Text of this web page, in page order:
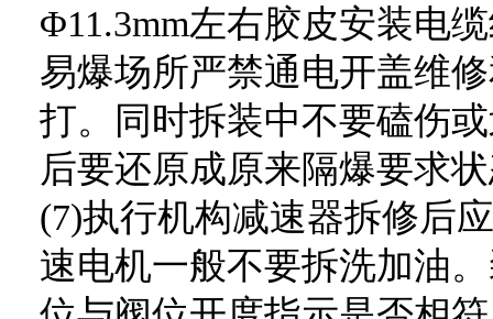
Φ11.3mm左右胶皮安装电
易爆场所严禁通电开盖维
打。同时拆装中不要磕伤
后要还原成原来隔爆要求
(7)执行机构减速器拆修后
速电机一般不要拆洗加油